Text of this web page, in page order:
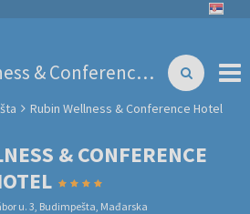
Rubin Wellness & Conference Hotel
Rubin Wellness & Conference Hotel
& CONFERENCE
u. 3, Budimpešta, Mađarska